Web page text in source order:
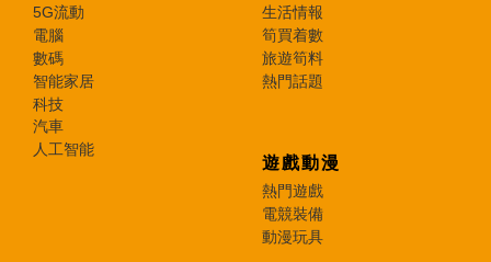
5G流動
電腦
數碼
智能家居
科技
汽車
人工智能
生活情報
筍買着數
旅遊筍料
熱門話題
遊戲動漫
熱門遊戲
電競裝備
動漫玩具